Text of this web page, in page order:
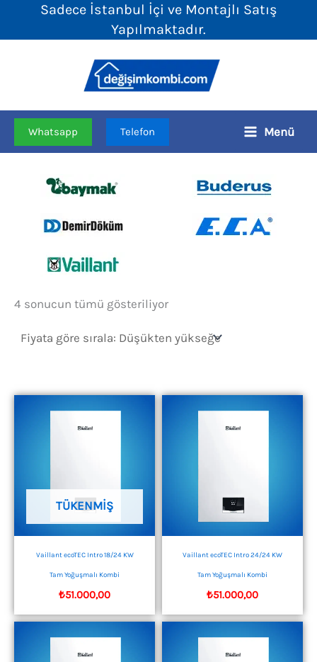
Sadece İstanbul İçi ve Montajlı Satış
Yapılmaktadır.
Whatsapp Telefon Menü
4 sonucun tümü gösteriliyorFiyata
düşükten
TÜKENMIŞ
Vaillant ecoTEC Intro 18/24 KW
Tam Yoğuşmalı Kombi
₺51.000,00
Vaillant ecoTEC Intro 24/24 KW
Tam Yoğuşmalı Kombi
₺51.000,00